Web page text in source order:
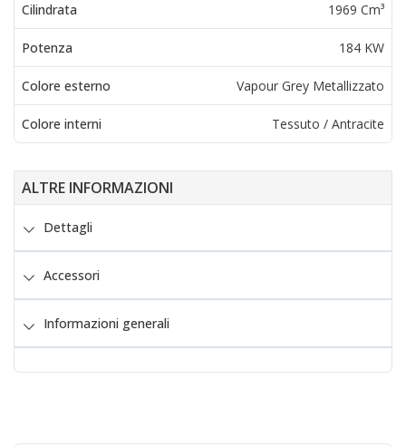
Cilindrata 1969 Cm³
Potenza 184 KW
Colore esterno Vapour Grey Metallizzato
Colore interni Tessuto / Antracite
ALTRE INFORMAZIONI
Dettagli
Accessori
Informazioni generali